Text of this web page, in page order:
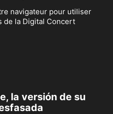
navigateur pour utiliser
de la Digital Concert
la versión de su